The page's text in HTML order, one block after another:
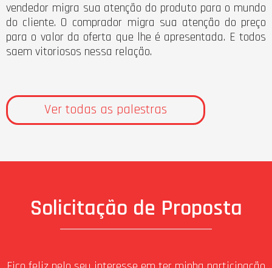
vendedor migra sua atenção do produto para o mundo
do cliente. O comprador migra sua atenção do preço
para o valor da oferta que lhe é apresentada. E todos
saem vitoriosos nessa relação.
Ver todas as palestras
Solicitação de Proposta